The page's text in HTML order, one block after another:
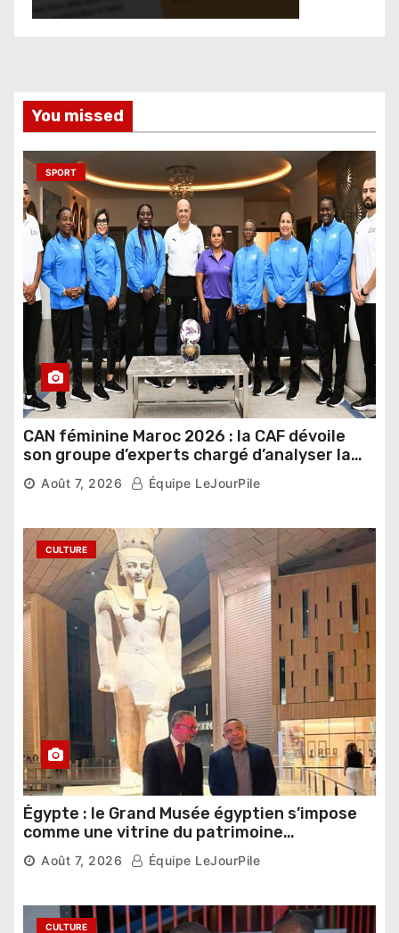
You missed
SPORT
CAN féminine Maroc 2026 : la CAF dévoile
son groupe d’experts chargé d’analyser la
compétition
Août 7, 2026 Équipe LeJourPile
CULTURE
Égypte : le Grand Musée égyptien s’impose
comme une vitrine du patrimoine
pharaonique auprès des dirigeants
étrangers
Août 7, 2026 Équipe LeJourPile
CULTURE